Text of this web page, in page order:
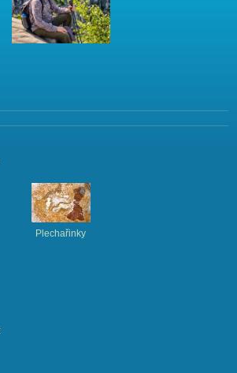
Plechařinky